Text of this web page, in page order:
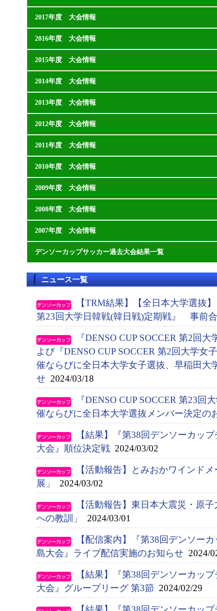
2017年度 大会情報
2016年度 大会情報
2015年度 大会情報
2014年度 大会情報
2013年度 大会情報
2012年度 大会情報
2011年度 大会情報
2010年度 大会情報
2009年度 大会情報
2008年度 大会情報
2007年度 大会情報
デンソーカップサッカー過去大会結果一覧
ニュース一覧
【TRM結果】【全日本大学選抜
第23回大学日韓戦(韓日戦)定期戦』 事前
『DENSO CUP SOCCER 第2回
よび『DENSO CUP SOCCER 第2回大学女
催ならびに全日本大学女子選抜、早稲田大
せ 2024/03/18
『DENSO CUP SOCCER 第23回
催ならびに全日本大学選抜メンバー決定の
【結果】『第38回デンソーカッ
大会』順位決定戦 2024/03/02
【活動報告】とみおかワインド
展」
2024/03/02
【活動報告】東日本大震災・原
への教訓」
2024/03/01
【配信案内】『第38回デンソー
島大会』ライブ配信実施のお知らせ 2024/
【結果】『第38回デンソーカッ
大会』グループリーグ 第3節 2024/02/29